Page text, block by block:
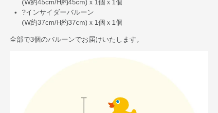
(W約45cm/H約45cm)ｘ1個ｘ1個
?インサイダーバルーン
(W約37cm/H約37cm)ｘ1個ｘ1個
全部で3個のバルーンでお届けいたします。